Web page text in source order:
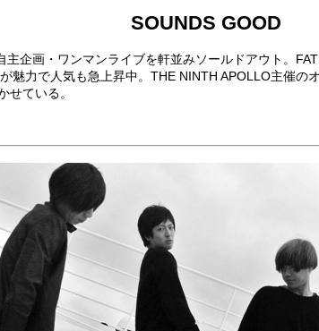
SOUNDS GOOD
企画・ワンマンライブを軒並みソールドアウト。
力で人気も急上昇中。THE NINTH APOLLO主催
せている。